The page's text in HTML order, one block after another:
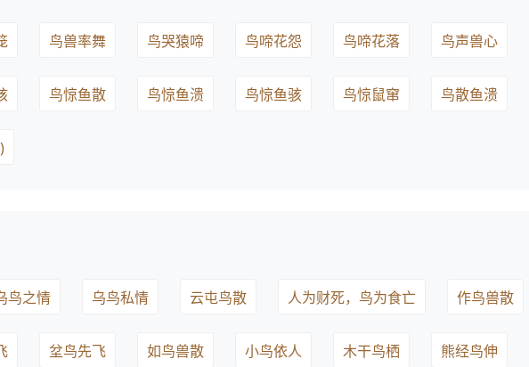
鸟兽率舞 鸟哭猿啼 鸟啼花怨 鸟啼花落 鸟声兽心
鸟惊鱼散 鸟惊鱼溃 鸟惊鱼骇 鸟惊鼠窜 鸟散鱼溃
鸟之情 乌鸟私情 云屯鸟散 人为财死，鸟为食亡 作鸟兽散
坌鸟先飞 如鸟兽散 小鸟依人 木干鸟栖 熊经鸟伸